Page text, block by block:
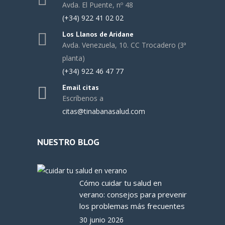
Avda. El Puente, nº 48
(+34) 922 41 02 02
Los Llanos de Aridane
Avda. Venezuela, 10. CC Trocadero (3ª
planta)
(+34) 922 46 47 77
Email citas
Escríbenos a
citas@tinabanasalud.com
NUESTRO BLOG
Cómo cuidar tu salud en
verano: consejos para prevenir
los problemas más frecuentes
30 junio 2026